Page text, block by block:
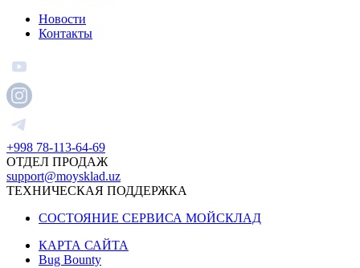
Новости
Контакты
+998 78-113-64-69
ОТДЕЛ ПРОДАЖ
support@moysklad.uz
ТЕХНИЧЕСКАЯ ПОДДЕРЖКА
СОСТОЯНИЕ СЕРВИСА МОЙСКЛАД
КАРТА САЙТА
Bug Bounty